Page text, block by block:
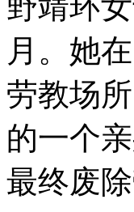
野靖环
月。她
劳教场
的一个
最终废除